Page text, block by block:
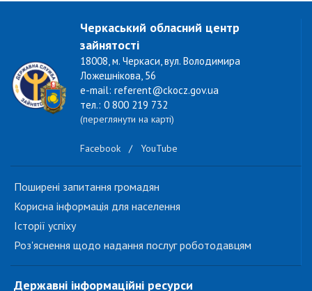
Черкаський обласний центр
зайнятості
18008, м. Черкаси, вул. Володимира
Ложешнікова, 56
e-mail: referent@ckocz.gov.ua
тел.: 0 800 219 732
(переглянути на карті)
Facebook / YouTube
Поширені запитання громадян
Корисна інформація для населення
Історії успіху
Роз'яснення щодо надання послуг роботодавцям
Державні інформаційні ресурси